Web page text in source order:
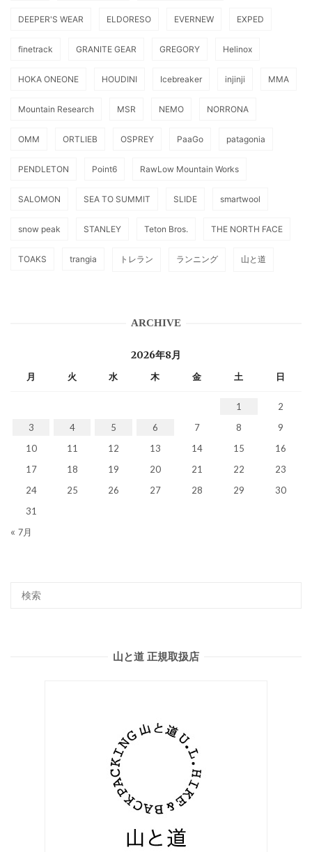
DEEPER'S WEAR ELDORESO EVERNEW EXPED
finetrack GRANITE GEAR GREGORY Helinox
HOKA ONEONE HOUDINI Icebreaker injinji MMA
Mountain Research MSR NEMO NORRONA
OMM ORTLIEB OSPREY PaaGo patagonia
PENDLETON Point6 RawLow Mountain Works
SALOMON SEA TO SUMMIT SLIDE smartwool
snow peak STANLEY Teton Bros. THE NORTH FACE
TOAKS trangia トレラン ランニング 山と道
ARCHIVE
2026年8月
月 火 水 木 金 土 日
1
2
3
4 5 6 7 8
9
10
11 12 13 14 15
16
17
18 19 20 21 22
23
24
25 26 27 28 29
30
31
« 7月
山と道 正規取扱店